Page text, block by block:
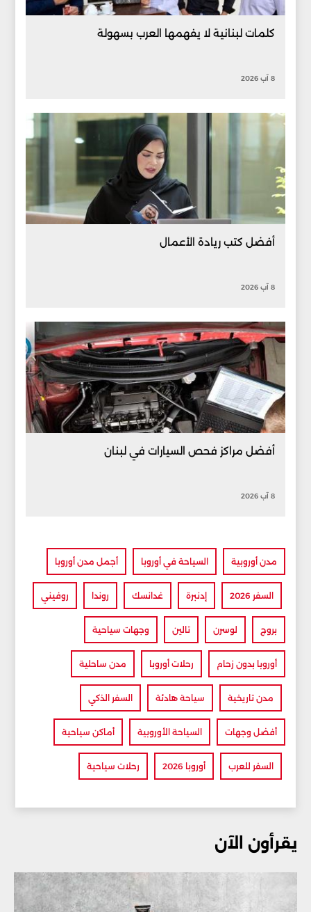
كلمات لبنانية لا يفهمها العرب بسهولة
8 آب 2026
أفضل كتب ريادة الأعمال
8 آب 2026
أفضل مراكز فحص السيارات في لبنان
8 آب 2026
مدن أوروبية السياحة في أوروبا أجمل مدن أوروبا
السفر 2026 إدنبرة غدانسك روندا روفيني
بروج لوسرن تالين وجهات سياحية
أوروبا بدون زحام رحلات أوروبا مدن ساحلية
مدن تاريخية سياحة هادئة السفر الذكي
أفضل وجهات السياحة الأوروبية أماكن سياحية
السفر للعرب أوروبا 2026 رحلات سياحية
يقرأون الآن